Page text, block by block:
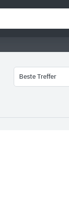
Beste Treffer